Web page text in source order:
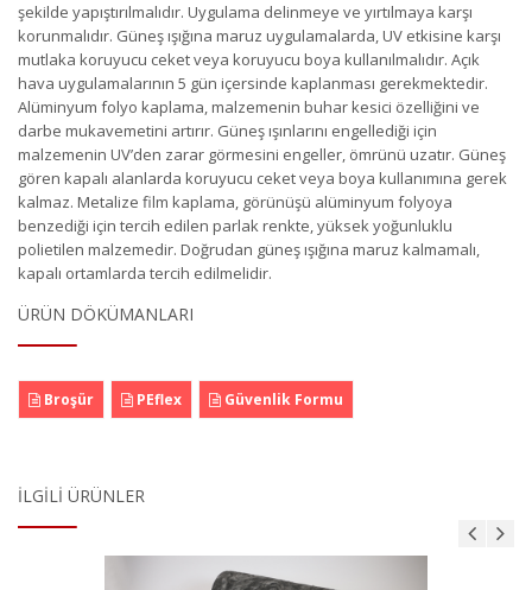
şekilde yapıştırılmalıdır. Uygulama delinmeye ve yırtılmaya karşı
korunmalıdır. Güneş ışığına maruz uygulamalarda, UV etkisine karşı
mutlaka koruyucu ceket veya koruyucu boya kullanılmalıdır. Açık
hava uygulamalarının 5 gün içersinde kaplanması gerekmektedir.
Alüminyum folyo kaplama, malzemenin buhar kesici özelliğini ve
darbe mukavemetini artırır. Güneş ışınlarını engellediği için
malzemenin UV’den zarar görmesini engeller, ömrünü uzatır. Güneş
gören kapalı alanlarda koruyucu ceket veya boya kullanımına gerek
kalmaz. Metalize film kaplama, görünüşü alüminyum folyoya
benzediği için tercih edilen parlak renkte, yüksek yoğunluklu
polietilen malzemedir. Doğrudan güneş ışığına maruz kalmamalı,
kapalı ortamlarda tercih edilmelidir.
ÜRÜN DÖKÜMANLARI
Broşür PEflex Güvenlik Formu
İLGILI ÜRÜNLER